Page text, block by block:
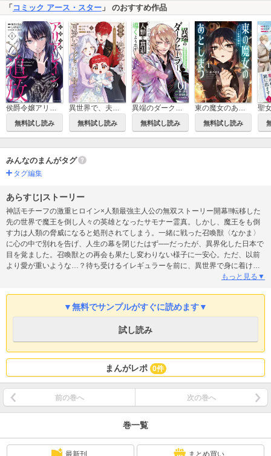
「 コミック アース・スター 」 のおすすめ作品
侯爵令嬢アリアレインの追放 the Banishment of Lady Arialaine
無料試し読み
異世界で、夫の愛は重いけど可愛い子どもをほのぼの楽しく育てたい ～悪役王女、幸せルート目指します～
無料試し読み
異端のダークヒーラー、魔国幹部として人類を衰退に導くようです ～ただ心穏やかに利益と知識を追求したいだけなのに～
無料試し読み
東の魔女のあとしまつ ～７年後の運命～
無料試し読み
みんなのまんがタグ
タグ編集
あらすじ|ストーリー
神話モチーフの激重ヒロイン×人類最強主人公の無双ストーリー開幕!!転移した
先の世界で魔王を倒し人々の英雄となったサモナー霊真。しかし、魔王をも倒
す力は人類の脅威になると処刑されてしまう。一緒に戦った召喚獣〈なかま〉
に心の中で別れを告げ、人生の幕を閉じたはず──だったが、異界化した日本で
目を覚ました。召喚獣との再会も果たし変わりない様子に一安心。ただ、以前
より愛が重いような…？待ち受けるイレギュラーを前に、異世界で身に着けた
もっと見る▼
▼無料でサンプルがすぐに読めます▼
試し読み
まんがレポ 0件
前の巻へ 次の巻へ
巻一覧
最新刊 まとめ買い